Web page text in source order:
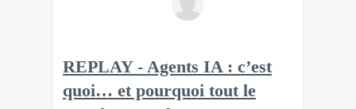
REPLAY - Agents IA : c’est
quoi… et pourquoi tout le